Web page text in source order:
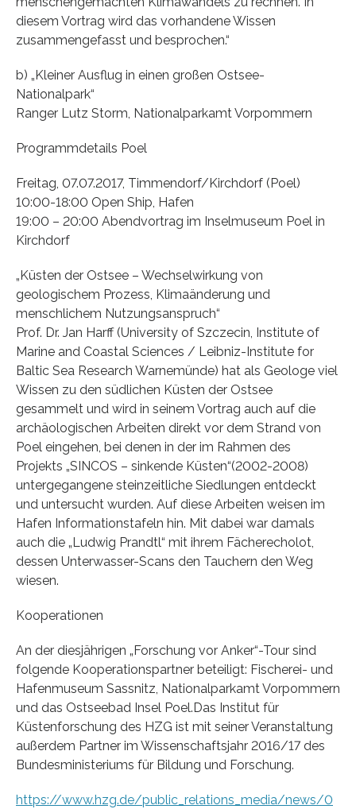
diesem Vortrag wird das vorhandene Wissen
zusammengefasst und besprochen.“
b) „Kleiner Ausflug in einen großen Ostsee-
Nationalpark“
Ranger Lutz Storm, Nationalparkamt Vorpommern
Programmdetails Poel
Freitag, 07.07.2017, Timmendorf/Kirchdorf (Poel)
10:00-18:00 Open Ship, Hafen
19:00 – 20:00 Abendvortrag im Inselmuseum Poel in
Kirchdorf
„Küsten der Ostsee – Wechselwirkung von
geologischem Prozess, Klimaänderung und
menschlichem Nutzungsanspruch“
Prof. Dr. Jan Harff (University of Szczecin, Institute of
Marine and Coastal Sciences / Leibniz-Institute for
Baltic Sea Research Warnemünde) hat als Geologe viel
Wissen zu den südlichen Küsten der Ostsee
gesammelt und wird in seinem Vortrag auch auf die
archäologischen Arbeiten direkt vor dem Strand von
Poel eingehen, bei denen in der im Rahmen des
Projekts „SINCOS – sinkende Küsten“(2002-2008)
untergegangene steinzeitliche Siedlungen entdeckt
und untersucht wurden. Auf diese Arbeiten weisen im
Hafen Informationstafeln hin. Mit dabei war damals
auch die „Ludwig Prandtl“ mit ihrem Fächerecholot,
dessen Unterwasser-Scans den Tauchern den Weg
wiesen.
Kooperationen
An der diesjährigen „Forschung vor Anker“-Tour sind
folgende Kooperationspartner beteiligt: Fischerei- und
Hafenmuseum Sassnitz, Nationalparkamt Vorpommern
und das Ostseebad Insel Poel.Das Institut für
Küstenforschung des HZG ist mit seiner Veranstaltung
außerdem Partner im Wissenschaftsjahr 2016/17 des
Bundesministeriums für Bildung und Forschung.
https://www.hzg.de/public_relations_media/news/0